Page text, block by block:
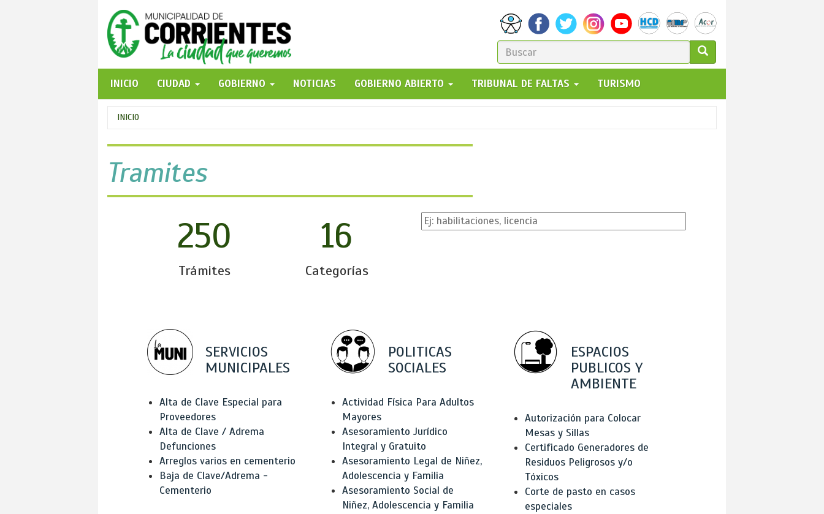
FORMULARIO
DE
BÚSQUEDA
GO!
INICIO
CIUDAD GOBIERNO NOTICIAS GOBIERNO ABIERTO TRIBUNAL DE FALTAS TURISMO
Se
encuentra
usted
aquí
INICIO
Tramites
250
Trámites
16
Categorías
SERVICIOS
MUNICIPALES
Alta de Clave Especial para
Proveedores
Alta de Clave / Adrema
Defunciones
Arreglos varios en cementerio
Baja de Clave/Adrema -
Cementerio
POLITICAS
SOCIALES
Actividad Física Para Adultos
Mayores
Asesoramiento Jurídico
Integral y Gratuito
Asesoramiento Legal de Niñez,
Adolescencia y Familia
Asesoramiento Social de
Niñez, Adolescencia y Familia
ESPACIOS
PUBLICOS Y
AMBIENTE
Autorización para Colocar
Mesas y Sillas
Certificado Generadores de
Residuos Peligrosos y/o
Tóxicos
Corte de pasto en casos
especiales